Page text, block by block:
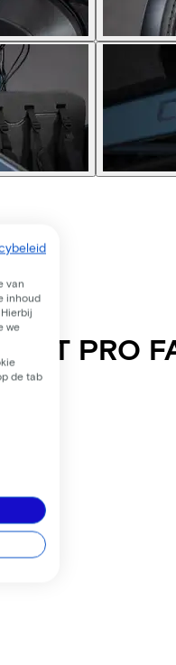
PRO
van
inhoud
we
de tab